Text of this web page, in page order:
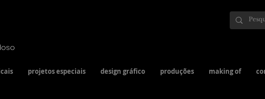
projetos especiais design gráfico produções making of